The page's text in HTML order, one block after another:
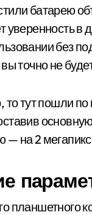
батарею
уверенность в
без
точно не
то тут пошли по
— на 2
планшетного